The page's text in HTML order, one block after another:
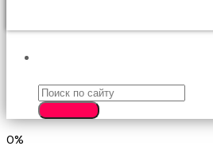
annesinin
konsantre
olamıyordum
0%